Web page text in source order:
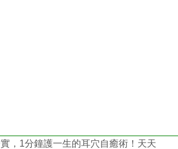
，1分鐘護一生的耳穴自癒術！天天